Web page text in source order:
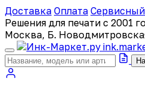
Доставка Оплата
Решения для печати с 2001
Москва, Б.
ink.